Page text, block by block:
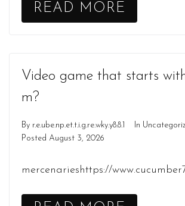
READ MORE
Video game that starts
m?
By r.e.ube.np.et.t.i.g.re.wky.y8.8.1 In
Posted August 3, 2026
mercenarieshttps://